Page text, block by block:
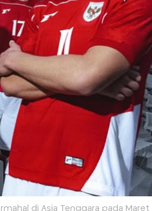
di Asia Tenggara pada Maret